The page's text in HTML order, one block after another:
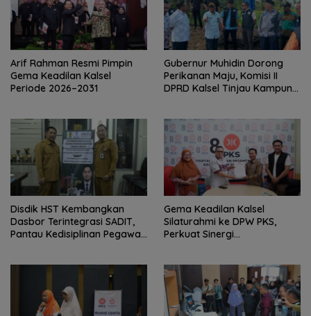
Arif Rahman Resmi Pimpin
Gema Keadilan Kalsel
Periode 2026–2031
Gubernur Muhidin Dorong
Perikanan Maju, Komisi II
DPRD Kalsel Tinjau Kampung
Disdik HST Kembangkan
Dasbor Terintegrasi SADIT,
Pantau Kedisiplinan Pegawai
‎Gema Keadilan Kalsel
Silaturahmi ke DPW PKS,
Perkuat Sinergi